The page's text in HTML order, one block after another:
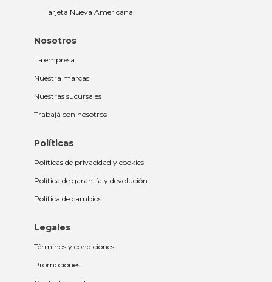
Tarjeta Nueva Americana
Nosotros
La empresa
Nuestra marcas
Nuestras sucursales
Trabajá con nosotros
Políticas
Políticas de privacidad y cookies
Política de garantía y devolución
Política de cambios
Legales
Términos y condiciones
Promociones